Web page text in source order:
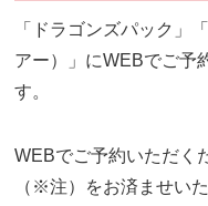
「ドラゴンズパック」
アー）」にWEBでご予
す。
WEBでご予約いただく
（※注）をお済ませい